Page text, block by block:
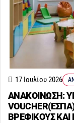
ΑΝΑΚΟΙΝΩΣΗ:
ΒΡΕΦΙΚΟΥΣ
17 Ιουλίου 2026